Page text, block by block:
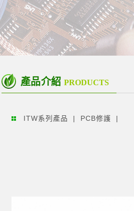
產品介紹 PRODUCTS
ITW系列產品 PCB修護